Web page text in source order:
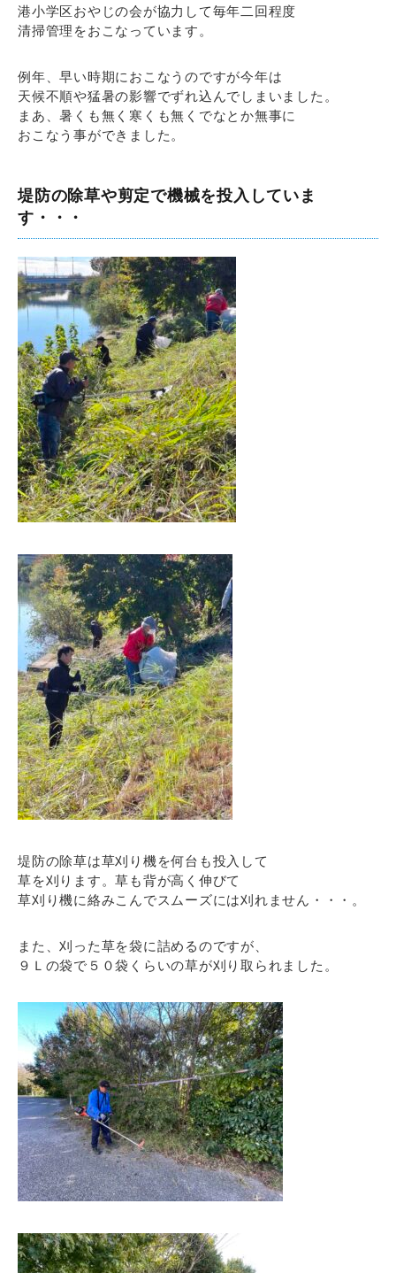
港小学区おやじの会が協力して毎年二回程度
清掃管理をおこなっています。
例年、早い時期におこなうのですが今年は
天候不順や猛暑の影響でずれ込んでしまいました。
まあ、暑くも無く寒くも無くでなとか無事に
おこなう事ができました。
堤防の除草や剪定で機械を投入していま
す・・・
堤防の除草は草刈り機を何台も投入して
草を刈ります。草も背が高く伸びて
草刈り機に絡みこんでスムーズには刈れません・・・。
また、刈った草を袋に詰めるのですが、
９Ｌの袋で５０袋くらいの草が刈り取られました。